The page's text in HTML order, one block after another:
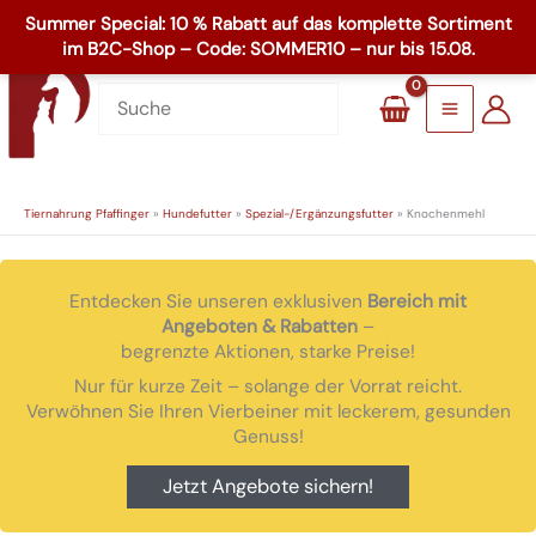
Zum
Inhalt
springen
☏+49 8503 1795
Main
Menu
Tiernahrung Pfaffinger » Hundefutter » Spezial-/Ergänzungsfutter » Knochenmehl
Entdecken Sie unseren exklusiven Bereich mit
Angeboten & Rabatten –
begrenzte Aktionen, starke Preise!
Nur für kurze Zeit – solange der Vorrat reicht.
Verwöhnen Sie Ihren Vierbeiner mit leckerem, gesunden
Genuss!
Jetzt Angebote sichern!